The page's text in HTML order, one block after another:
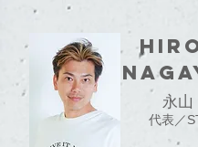
永
代表／